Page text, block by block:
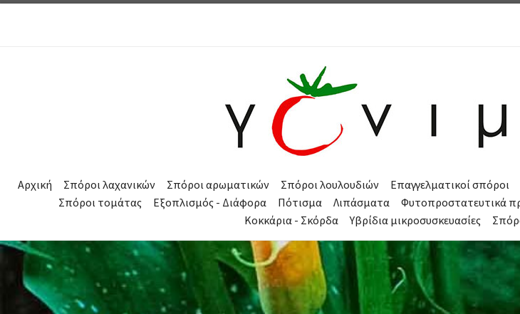
Αρχική Σπόροι λαχανικών Σπόροι αρωματικών Σπόροι λουλουδιών Επαγγελματικοί σπόροι
Σπόροι τομάτας
Εξοπλισμός - Διάφορα Πότισμα Λιπάσματα Φυτοπροστατευτικά
Κοκκάρια - Σκόρδα
Υβρίδια μικροσυσκευασίες